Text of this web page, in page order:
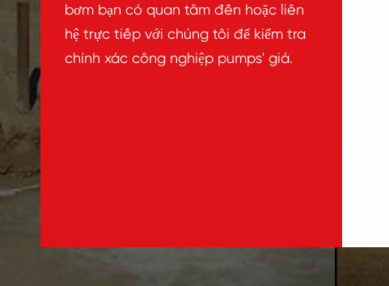
bơm bạn có quan tâm đến hoặc liên
hệ trực tiếp với chúng tôi để kiểm tra
chính xác công nghiệp pumps' giá.